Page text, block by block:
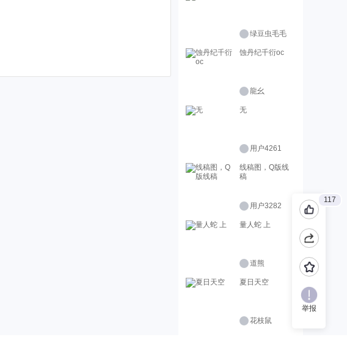
绿豆虫毛毛
蚀丹纪千衍oc
龍幺
无
用户4261
线稿图，Q版线
稿
用户3282
量人蛇 上
道熊
夏日天空
花枝鼠
117
举报